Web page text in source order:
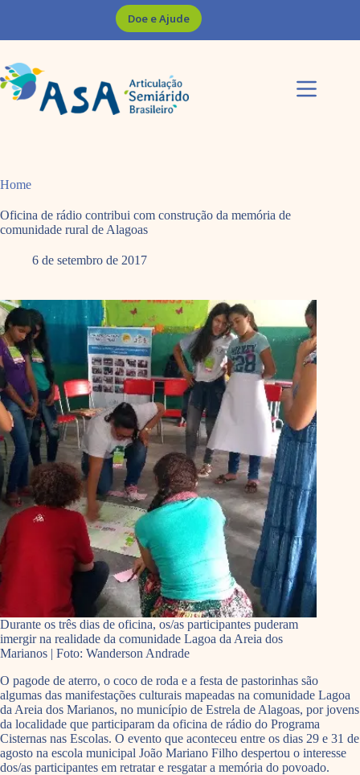
Doe e Ajude
Home
Oficina de rádio contribui com construção da memória de
comunidade rural de Alagoas
6 de setembro de 2017
Durante os três dias de oficina, os/as participantes puderam
imergir na realidade da comunidade Lagoa da Areia dos
Marianos | Foto: Wanderson Andrade
O pagode de aterro, o coco de roda e a festa de pastorinhas são
algumas das manifestações culturais mapeadas na comunidade Lagoa
da Areia dos Marianos, no município de Estrela de Alagoas, por jovens
da localidade que participaram da oficina de rádio do Programa
Cisternas nas Escolas. O evento que aconteceu entre os dias 29 e 31 de
agosto na escola municipal João Mariano Filho despertou o interesse
dos/as participantes em retratar e resgatar a memória do povoado.